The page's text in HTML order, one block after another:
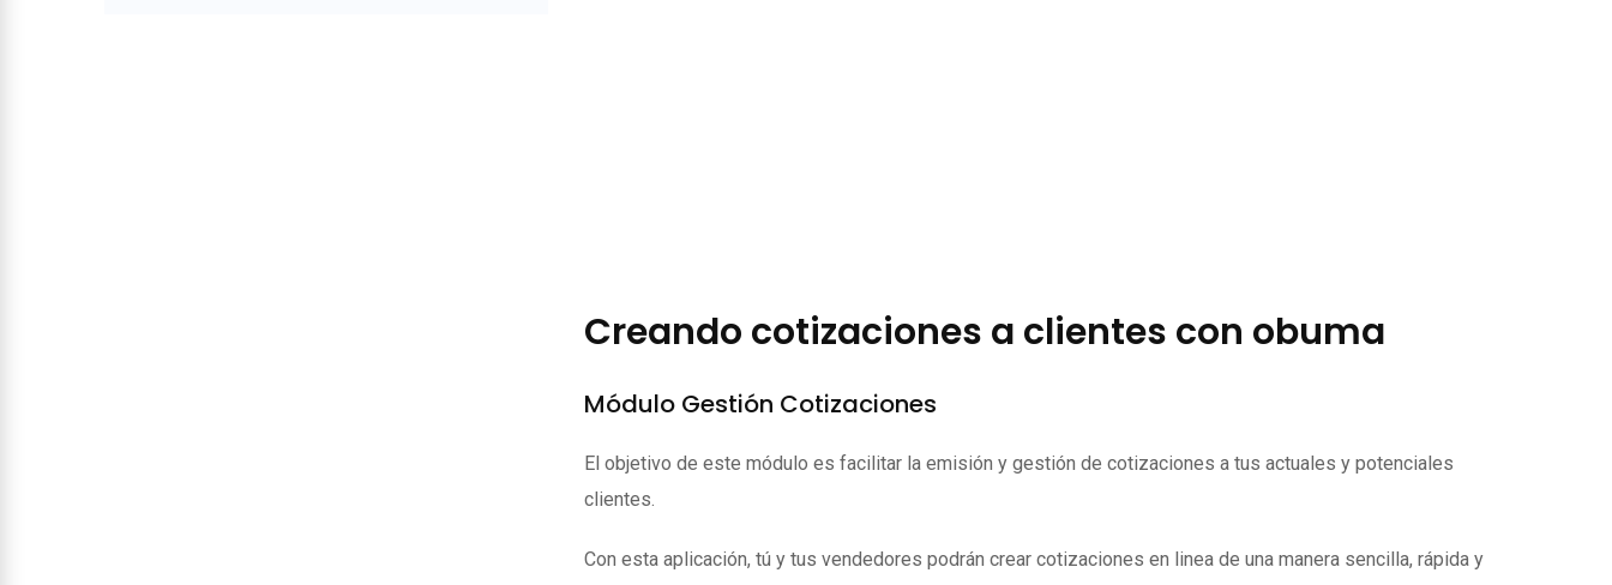
Creando cotizaciones a clientes con obuma
Módulo Gestión Cotizaciones
El objetivo de este módulo es facilitar la emisión y gestión de cotizaciones a tus actuales y potenciales
clientes.
Con esta aplicación, tú y tus vendedores podrán crear cotizaciones en linea de una manera sencilla, rápida y